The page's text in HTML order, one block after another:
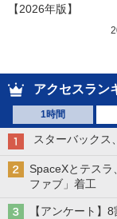
【2026年版】
アクセスラン
1時間
スターバックス
SpaceXとテス
ファブ」着工
【アンケート